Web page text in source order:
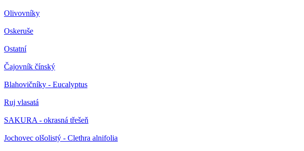
Olivovníky
Oskeruše
Ostatní
Čajovník čínský
Blahovičníky - Eucalyptus
Ruj vlasatá
SAKURA - okrasná třešeň
Jochovec olšolistý - Clethra alnifolia